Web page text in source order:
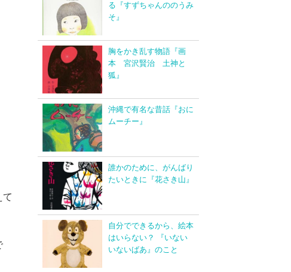
て
る『すずちゃんののうみ
そ』
胸をかき乱す物語『画
本 宮沢賢治 土神と
狐』
沖縄で有名な昔話『おに
ムーチー』
誰かのために、がんばり
たいときに『花さき山』
自分でできるから、絵本
はいらない？ 『いない
いないばあ』のこと